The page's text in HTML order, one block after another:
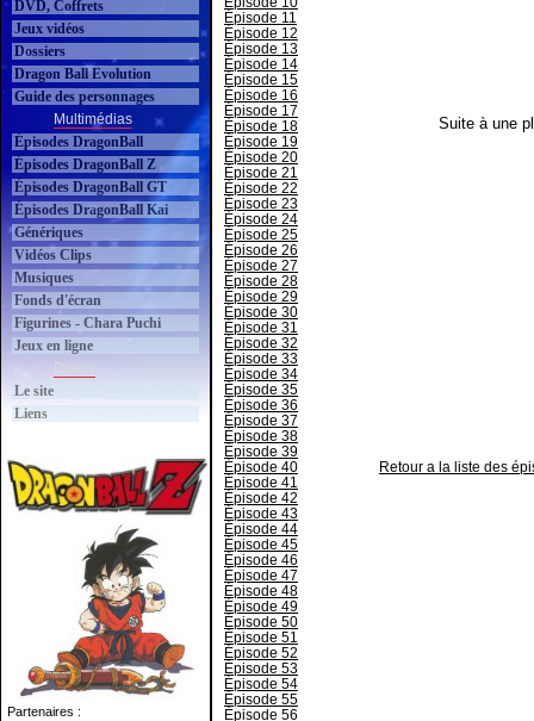
DVD, Coffrets
Jeux vidéos
Dossiers
Dragon Ball Evolution
Guide des personnages
Multimédias
Épisodes DragonBall
Épisodes DragonBall Z
Épisodes DragonBall GT
Épisodes DragonBall Kai
Génériques
Vidéos Clips
Musiques
Fonds d'écran
Figurines - Chara Puchi
Jeux en ligne
Le site
Liens
Partenaires :
Épisode 11
Épisode 12
Épisode 13
Épisode 14
Épisode 15
Épisode 16
Épisode 17
Épisode 18
Épisode 19
Épisode 20
Épisode 21
Épisode 22
Épisode 23
Épisode 24
Épisode 25
Épisode 26
Épisode 27
Épisode 28
Épisode 29
Épisode 30
Épisode 31
Épisode 32
Épisode 33
Épisode 34
Épisode 35
Épisode 36
Épisode 37
Épisode 38
Épisode 39
Épisode 40
Épisode 41
Épisode 42
Épisode 43
Épisode 44
Épisode 45
Épisode 46
Épisode 47
Épisode 48
Épisode 49
Épisode 50
Épisode 51
Épisode 52
Épisode 53
Épisode 54
Épisode 55
Épisode 56
Suite à une
Retour a la liste des